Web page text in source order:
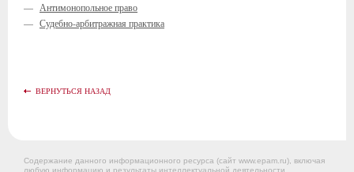
— Антимонопольное право
— Судебно-арбитражная практика
ВЕРНУТЬСЯ НАЗАД
Содержание данного информационного ресурса (сайт www.epam.ru), включая
любую информацию и результаты интеллектуальной деятельности,